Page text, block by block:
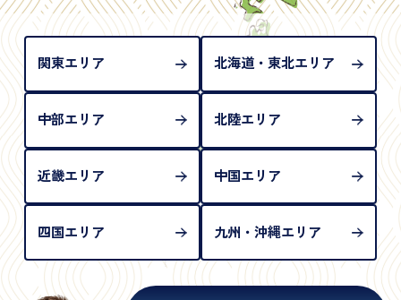
められない（住所確認ができないため）。補助書類
が必要となります
関東エリア 北海道・東北エリア
中部エリア 北陸エリア
近畿エリア 中国エリア
四国エリア 九州・沖縄エリア